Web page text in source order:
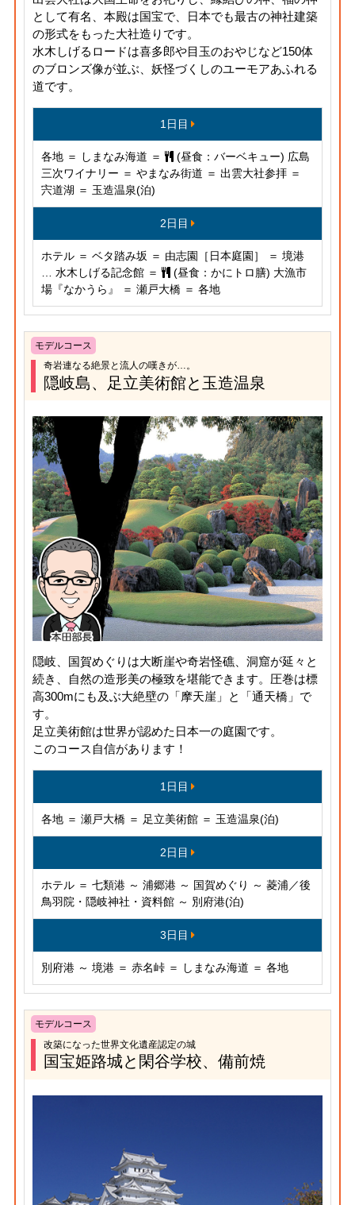
として有名、本殿は国宝で、日本でも最古の神社建築
の形式をもった大社造りです。
水木しげるロードは喜多郎や目玉のおやじなど150体
のブロンズ像が並ぶ、妖怪づくしのユーモアあふれる
道です。
1日目
各地 ＝ しまなみ海道 ＝
(昼食：バーベキュー) 広島
三次ワイナリー ＝ やまなみ街道 ＝ 出雲大社参拝 ＝
宍道湖 ＝ 玉造温泉(泊)
2日目
ホテル ＝ ベタ踏み坂 ＝ 由志園［日本庭園］ ＝ 境港
… 水木しげる記念館 ＝
(昼食：かにトロ膳) 大漁市
場『なかうら』 ＝ 瀬戸大橋 ＝ 各地
モデルコース
奇岩連なる絶景と流人の嘆きが…。
隠岐島、足立美術館と玉造温泉
隠岐、国賀めぐりは大断崖や奇岩怪礁、洞窟が延々と
続き、自然の造形美の極致を堪能できます。圧巻は標
高300mにも及ぶ大絶壁の「摩天崖」と「通天橋」で
す。
足立美術館は世界が認めた日本一の庭園です。
このコース自信があります！
1日目
各地 ＝ 瀬戸大橋 ＝ 足立美術館 ＝ 玉造温泉(泊)
2日目
ホテル ＝ 七類港 ～ 浦郷港 ～ 国賀めぐり ～ 菱浦／後
鳥羽院・隠岐神社・資料館 ～ 別府港(泊)
3日目
別府港 ～ 境港 ＝ 赤名峠 ＝ しまなみ海道 ＝ 各地
モデルコース
改築になった世界文化遺産認定の城
国宝姫路城と閑谷学校、備前焼